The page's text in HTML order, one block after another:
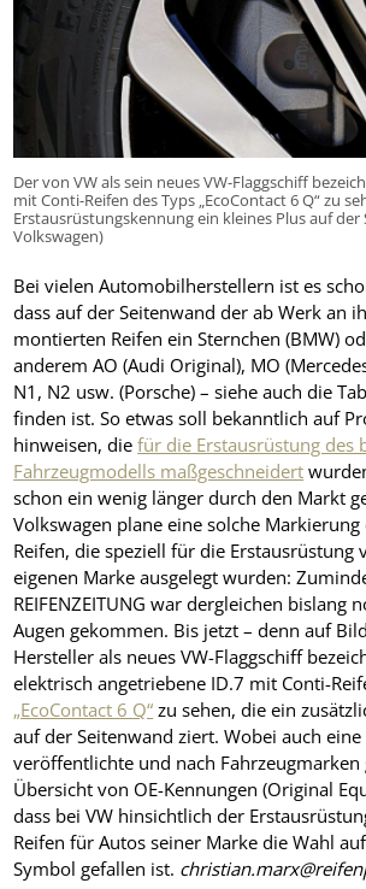
Der von VW als sein neues VW-Flaggschiff
mit Conti-Reifen des Typs „EcoContact 6 Q“ zu
Erstausrüstungskennung ein kleines Plus auf
Volkswagen)
Bei vielen Automobilherstellern ist es
dass auf der Seitenwand der ab Werk an
montierten Reifen ein Sternchen (BMW)
anderem AO (Audi Original), MO
N1, N2 usw. (Porsche) – siehe auch die
finden ist. So etwas soll bekanntlich auf
hinweisen, diefür die Erstausrüstung des
Fahrzeugmodells maßgeschneidert
schon ein wenig länger durch den Markt
Volkswagen plane eine solche
Reifen, die speziell für die Erstausrüstung
eigenen Marke ausgelegt wurden:
REIFENZEITUNG war dergleichen bislang
Augen gekommen. Bis jetzt – denn auf
Hersteller als neues VW-Flaggschiff
elektrisch angetriebene ID.7 mit Conti-
„EcoContact 6 Q“ zu sehen, die ein
auf der Seitenwand ziert. Wobei auch
veröffentlichte und nach Fahrzeugmarken
Übersicht von OE-Kennungen (Original
dass bei VW hinsichtlich der
Reifen für Autos seiner Marke die Wahl
Symbol gefallen ist.